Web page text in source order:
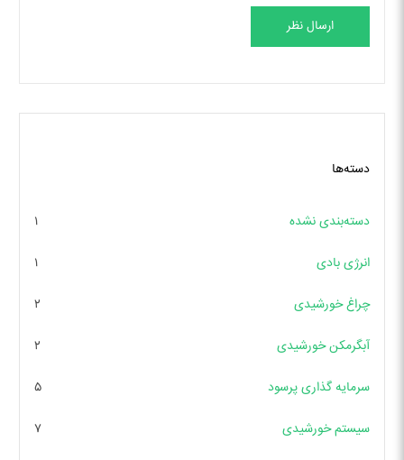
ارسال نظر
دسته‌ها
دسته‌بندی نشده ۱
انرژی بادی ۱
چراغ خورشیدی ۲
آبگرمکن خورشیدی ۲
سرمایه گذاری پرسود ۵
سیستم خورشیدی ۷